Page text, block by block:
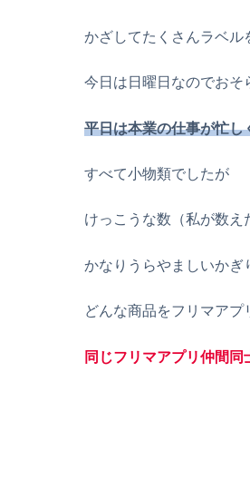
かざしてたくさんラベル
今日は日曜日なのでおそ
平日は本業の仕事が忙し
すべて小物類でしたが
けっこうな数（私が数
かなりうらやましいかぎ
どんな商品をフリマア
同じフリマアプリ仲間同